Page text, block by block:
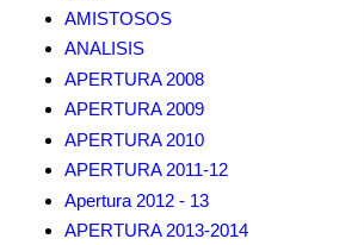
AMISTOSOS
ANALISIS
APERTURA 2008
APERTURA 2009
APERTURA 2010
APERTURA 2011-12
Apertura 2012 - 13
APERTURA 2013-2014